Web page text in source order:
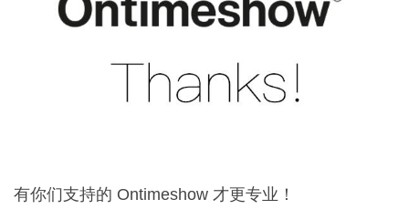
有你们支持的 Ontimeshow 才更专业！